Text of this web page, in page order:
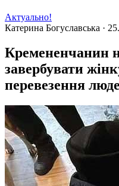
Актуально!
Катерина Богуславська ·
Кремененчанин
завербувати
перевезення